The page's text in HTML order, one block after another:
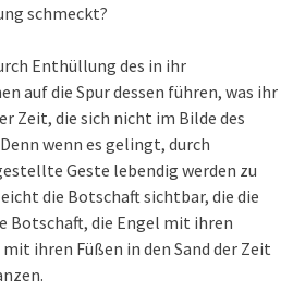
schmeckt?
Enthüllung des in ihr
auf die Spur dessen führen, was ihr
Zeit, die sich nicht im Bilde des
wenn es gelingt, durch
Geste lebendig werden zu
die Botschaft sichtbar, die die
Botschaft, die Engel mit ihren
ihren Füßen in den Sand der Zeit